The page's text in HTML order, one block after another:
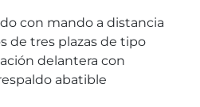
con mando a distancia
de tres plazas de tipo
delantera con
abatible